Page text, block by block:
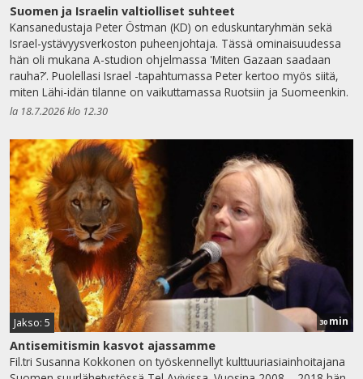
Suomen ja Israelin valtiolliset suhteet
Kansanedustaja Peter Östman (KD) on eduskuntaryhmän sekä
Israel-ystävyysverkoston puheenjohtaja. Tässä ominaisuudessa
hän oli mukana A-studion ohjelmassa 'Miten Gazaan saadaan
rauha?’. Puolellasi Israel -tapahtumassa Peter kertoo myös siitä,
miten Lähi-idän tilanne on vaikuttamassa Ruotsiin ja Suomeenkin.
la 18.7.2026 klo 12.30
Jakso: 5 30 min
Antisemitismin kasvot ajassamme
Fil.tri Susanna Kokkonen on työskennellyt kulttuuriasiainhoitajana